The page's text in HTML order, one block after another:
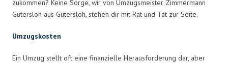
zukommen? Keine Sorge, wir von Umzugsmeister Zimmermann
Gütersloh aus Gütersloh, stehen dir mit Rat und Tat zur Seite.
Umzugskosten
Ein Umzug stellt oft eine finanzielle Herausforderung dar, aber